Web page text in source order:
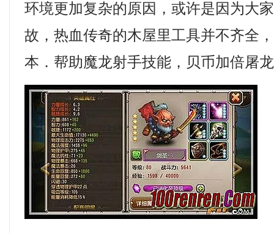
环境更加复杂的原因，或许是因为大
故，热血传奇的木屋里工具并不齐全
本．帮助魔龙射手技能，贝币加倍屠